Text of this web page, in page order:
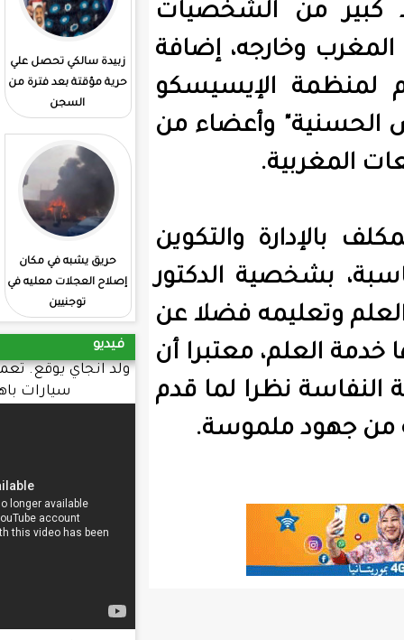
زبيدة سالكي تحصل علي
حرية مؤقتة بعد فترة من
قيادة الأركان تعلن عن
اكتتاب لضباط. بشرط
الحصول. علي البكلوريا
حريق يشبه في مكان
إصلاح العجلات معليه في
توجنيين
التعليم العالي يفتح
منصة رقمية للتسجيل
في كليات الجامعة
فيديو
ولد انجاي يوقع. تعميما يحرم طلب شراء
سيارات باهظة. الثمن
إضافة
من
والتكوين
الدكتور
فضلا عن
أن
لما قدم